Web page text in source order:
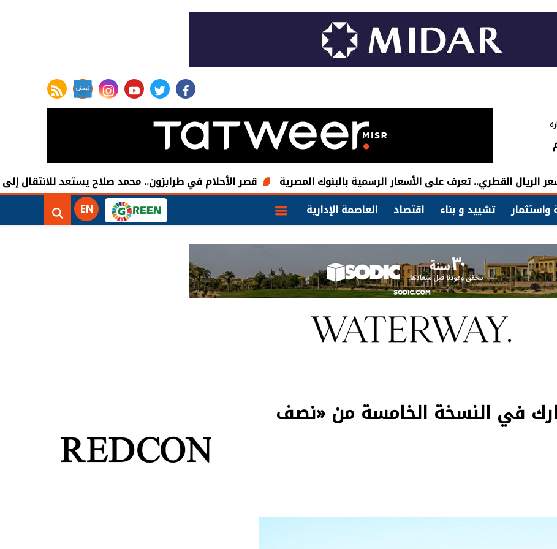
facebook
twitter
youtube
instagram
rss feed
قصر الأحلام في طرابزون.. محمد صلاح يستعد للانتقال إلى فيلا فاخرة تعرف على الأسعار الرسمية بالبنوك المصرية
واستثمار تشييد و بناء اقتصاد العاصمة الإدارية EN
في النسخة الخامسة من «نصف